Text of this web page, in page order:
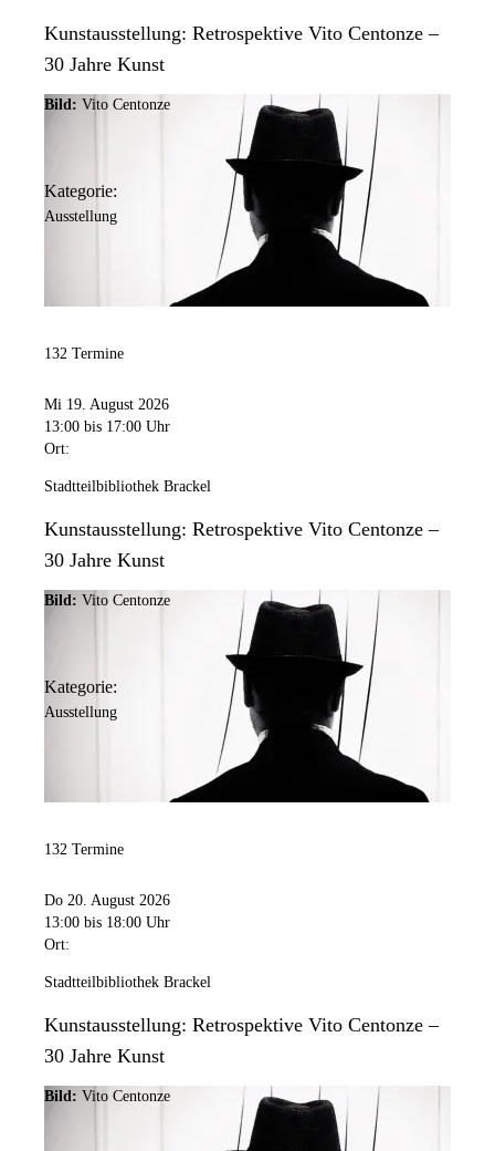
Kunstausstellung: Retrospektive Vito Centonze –
30 Jahre Kunst
Bild: Vito Centonze
Kategorie:
Ausstellung
132 Termine
Mi 19. August 2026
13:00 bis 17:00 Uhr
Ort:
Stadtteilbibliothek Brackel
Kunstausstellung: Retrospektive Vito Centonze –
30 Jahre Kunst
Bild: Vito Centonze
Kategorie:
Ausstellung
132 Termine
Do 20. August 2026
13:00 bis 18:00 Uhr
Ort:
Stadtteilbibliothek Brackel
Kunstausstellung: Retrospektive Vito Centonze –
30 Jahre Kunst
Bild: Vito Centonze